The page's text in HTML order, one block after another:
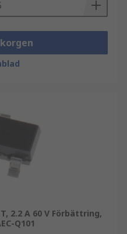
2.2 A 60 V Förbättring,
Q101